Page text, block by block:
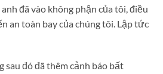
đã vào không phận của tôi, điều
an toàn bay của chúng tôi. Lập tức
đó đã thêm cảnh báo bất